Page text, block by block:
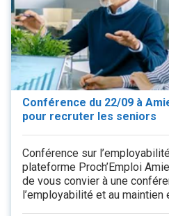
Conférence du 22/09 à
pour recruter les seniors
Conférence sur
plateforme Proch’Emploi
de vous convier à une
l’employabilité et au maintien